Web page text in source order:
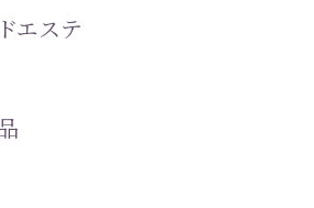
エステ